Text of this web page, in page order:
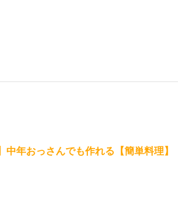
中年おっさんでも作れる【簡単料理】